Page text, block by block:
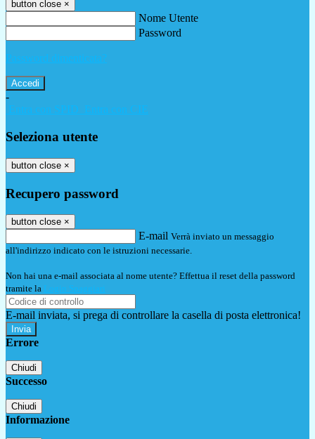
button close ×
Nome Utente
Password
Password dimenticata?
-
Entra con SPID
Entra con CIE
Seleziona utente
button close ×
Recupero password
button close ×
E-mail Verrà inviato un messaggio
all'indirizzo indicato con le istruzioni necessarie.
Non hai una e-mail associata al nome utente? Effettua il reset della password
tramite la Login Spaggiari
E-mail inviata, si prega di controllare la casella di posta elettronica!
Errore
Chiudi
Successo
Chiudi
Informazione